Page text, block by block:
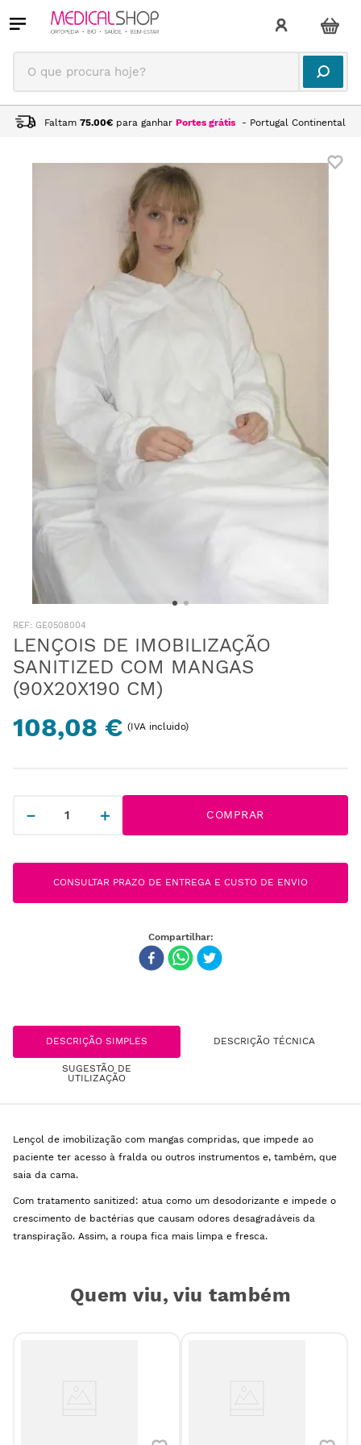
O que procura hoje?
Faltam 75.00€ para ganhar Portes grátis - Portugal Continental
: GE0508004
LENÇOIS DE IMOBILIZAÇÃO
SANITIZED COM MANGAS
(90X20X190 CM)
108,08 € (IVA incluido)
＋
－ COMPRAR
CONSULTAR PRAZO DE ENTREGA E CUSTO DE ENVIO
DESCRIÇÃO SIMPLES DESCRIÇÃO TÉCNICA
SUGESTÃO DE
UTILIZAÇÃO
Lençol de imobilização com mangas compridas, que impede ao
paciente ter acesso à fralda ou outros instrumentos e, também, que
saia da cama.
Com tratamento sanitized: atua como um desodorizante e impede o
crescimento de bactérias que causam odores desagradáveis da
transpiração. Assim, a roupa fica mais limpa e fresca.
Quem viu, viu também